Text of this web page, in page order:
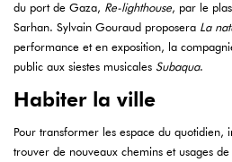
du port de Gaza, Re-lighthouse, par le
Sarhan. Sylvain Gouraud proposera La
performance et en exposition, la
public aux siestes musicales Subaqua.
Habiter la ville
Pour transformer les espace du quotidien,
trouver de nouveaux chemins et usages de